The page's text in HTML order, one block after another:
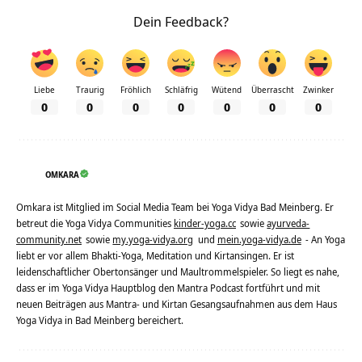
Dein Feedback?
Liebe
0
Traurig
0
Fröhlich
0
Schläfrig
0
Wütend
0
Überrascht
0
Zwinker
0
OMKARA
Omkara ist Mitglied im Social Media Team bei Yoga Vidya Bad Meinberg. Er
betreut die Yoga Vidya Communities kinder-yoga.cc sowieayurveda-
community.net sowie my.yoga-vidya.org und mein.yoga-vidya.de - An Yoga
liebt er vor allem Bhakti-Yoga, Meditation und Kirtansingen. Er ist
leidenschaftlicher Obertonsänger und Maultrommelspieler. So liegt es nahe,
dass er im Yoga Vidya Hauptblog den Mantra Podcast fortführt und mit
neuen Beiträgen aus Mantra- und Kirtan Gesangsaufnahmen aus dem Haus
Yoga Vidya in Bad Meinberg bereichert.